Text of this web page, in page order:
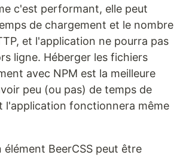
c'est performant, elle peut
de chargement et le nombre
et l'application ne pourra pas
ligne. Héberger les fichiers
avec NPM est la meilleure
peu (ou pas) de temps de
l'application fonctionnera même
BeerCSS peut être